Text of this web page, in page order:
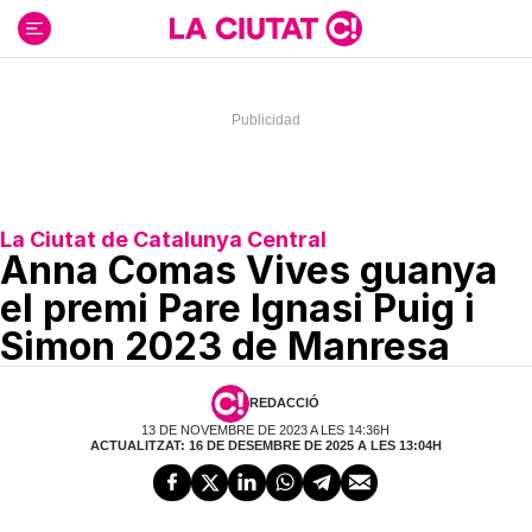
contenido
La Ciutat de Catalunya Central
Anna Comas Vives guanya
el premi Pare Ignasi Puig i
Simon 2023 de Manresa
REDACCIÓ
13 DE NOVEMBRE DE 2023 A LES 14:36H
ACTUALITZAT: 16 DE DESEMBRE DE 2025 A LES 13:04H